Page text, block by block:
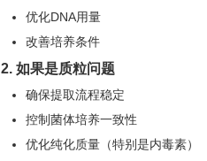
优化DNA用量
改善培养条件
2. 如果是质粒问题
确保提取流程稳定
控制菌体培养一致性
优化纯化质量（特别是内毒素）